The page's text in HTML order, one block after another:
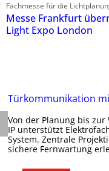
Fachmesse für die
Messe Frankfurt
Light Expo London
Türkommunikation
Von der Planung bis
IP unterstützt
System. Zentrale
sichere Fernwartung